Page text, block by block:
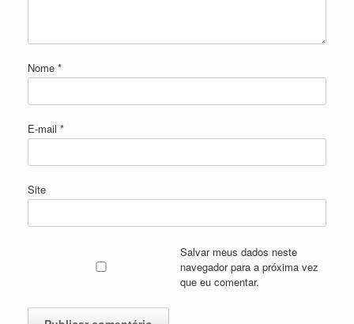
Nome *
E-mail *
Site
Salvar meus dados neste
navegador para a próxima vez
que eu comentar.